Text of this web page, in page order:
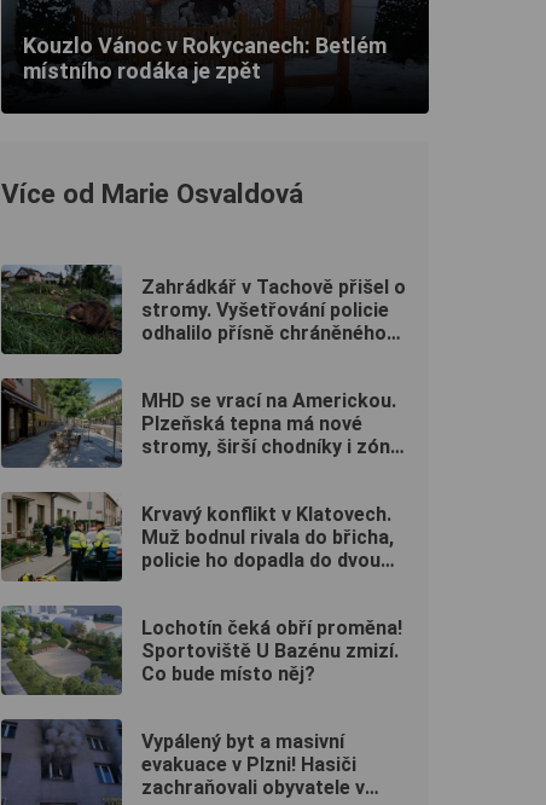
Kouzlo Vánoc v Rokycanech: Betlém
místního rodáka je zpět
Více od Marie Osvaldová
Zahrádkář v Tachově přišel o
stromy. Vyšetřování policie
odhalilo přísně chráněného
MHD se vrací na Americkou.
Plzeňská tepna má nové
stromy, širší chodníky i zónu
Krvavý konflikt v Klatovech.
Muž bodnul rivala do břicha,
policie ho dopadla do dvou
Lochotín čeká obří proměna!
Sportoviště U Bazénu zmizí.
Co bude místo něj?
Vypálený byt a masivní
evakuace v Plzni! Hasiči
zachraňovali obyvatele v